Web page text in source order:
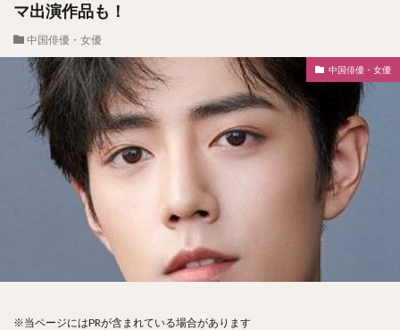
マ出演作品も！
中国俳優・女優
中国俳優・女優
※当ページにはPRが含まれている場合があります